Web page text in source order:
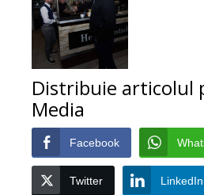
Distribuie articolul
Media
Facebook
Twitter LinkedIn